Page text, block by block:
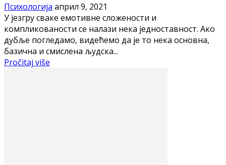
Психологија април 9, 2021
У језгру сваке емотивне сложености и
компликованости се налази нека једноставност. Ако
дубље погледамо, видећемо да је то нека основна,
базична и смислена људска...
Pročitaj više